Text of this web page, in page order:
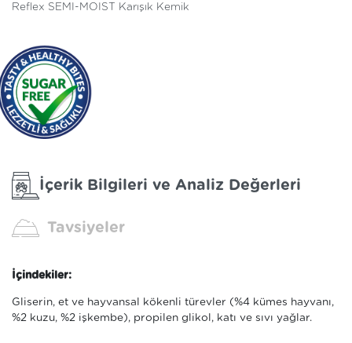
Reflex SEMI-MOIST Karışık Kemik
İçerik Bilgileri ve Analiz Değerleri
Tavsiyeler
İçindekiler:
Gliserin, et ve hayvansal kökenli türevler (%4 kümes hayvanı,
%2 kuzu, %2 işkembe), propilen glikol, katı ve sıvı yağlar.